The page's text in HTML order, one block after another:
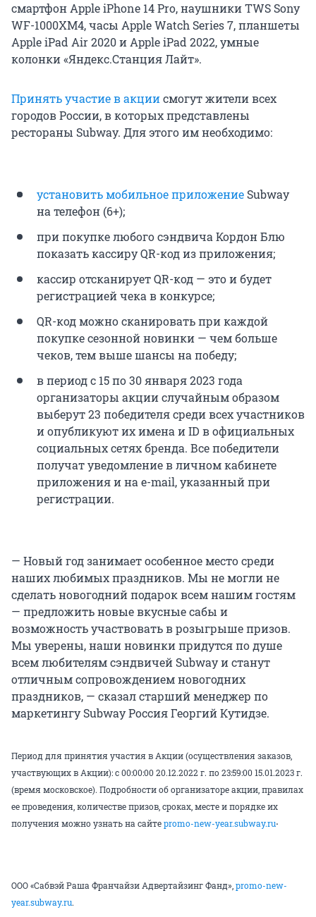
смартфон Apple iPhone 14 Pro, наушники TWS Sony
WF-1000XM4, часы Apple Watch Series 7, планшеты
Apple iPad Air 2020 и Apple iPad 2022, умные
колонки «Яндекс.Станция Лайт».
Принять участие в акциисмогут жители всех
городов России, в которых представлены
рестораны Subway. Для этого им необходимо:
установить мобильное приложение Subway
на телефон (6+);
при покупке любого сэндвича Кордон Блю
показать кассиру QR-код из приложения;
кассир отсканирует QR-код — это и будет
регистрацией чека в конкурсе;
QR-код можно сканировать при каждой
покупке сезонной новинки — чем больше
чеков, тем выше шансы на победу;
в период с 15 по 30 января 2023 года
организаторы акции случайным образом
выберут 23 победителя среди всех участников
и опубликуют их имена и ID в официальных
социальных сетях бренда. Все победители
получат уведомление в личном кабинете
приложения и на e-mail, указанный при
регистрации.
— Новый год занимает особенное место среди
наших любимых праздников. Мы не могли не
сделать новогодний подарок всем нашим гостям
— предложить новые вкусные сабы и
возможность участвовать в розыгрыше призов.
Мы уверены, наши новинки придутся по душе
всем любителям сэндвичей Subway и станут
отличным сопровождением новогодних
праздников, — сказал старший менеджер по
маркетингу Subway Россия Георгий Кутидзе.
Период для принятия участия в Акции (осуществления заказов,
участвующих в Акции): с 00:00:00 20.12.2022 г. по 23:59:00 15.01.2023 г.
(время московское). Подробности об организаторе акции, правилах
ее проведения, количестве призов, сроках, месте и порядке их
получения можно узнать на сайтеpromo-new-year.subway.ru.
ООО «Сабвэй Раша Франчайзи Адвертайзинг Фанд»,promo-new-
year.subway.ru.